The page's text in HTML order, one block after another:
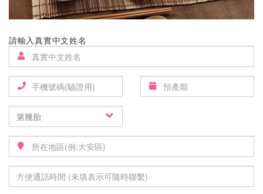
請輸入真實中文姓名